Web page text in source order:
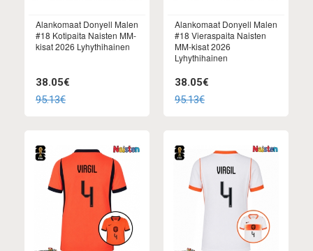
Alankomaat Donyell Malen
#18 Kotipaita Naisten MM-
kisat 2026 Lyhythihainen
38.05€
95.13€
Alankomaat Donyell Malen
#18 Vieraspaita Naisten
MM-kisat 2026
Lyhythihainen
38.05€
95.13€